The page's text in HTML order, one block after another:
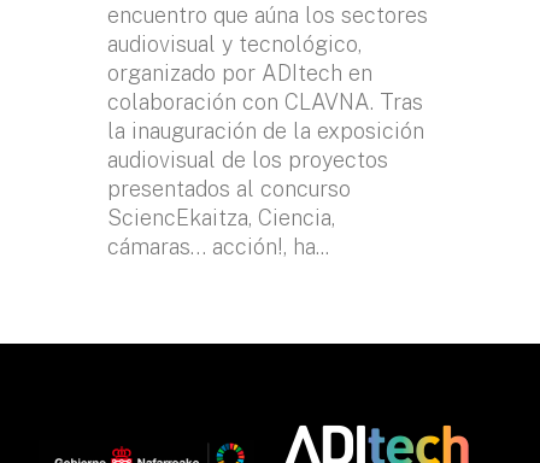
encuentro que aúna los sectores
audiovisual y tecnológico,
organizado por ADItech en
colaboración con CLAVNA. Tras
la inauguración de la exposición
audiovisual de los proyectos
presentados al concurso
SciencEkaitza, Ciencia,
cámaras… acción!, ha...